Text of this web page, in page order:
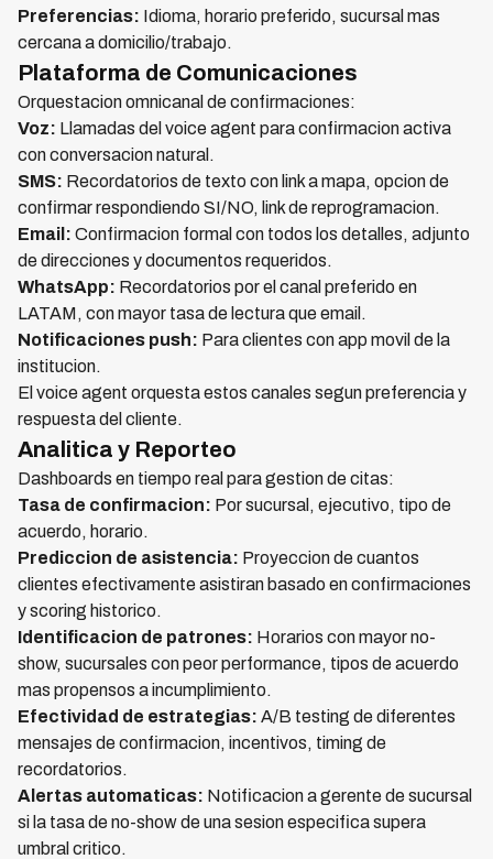
Preferencias: Idioma, horario preferido, sucursal mas
cercana a domicilio/trabajo.
Plataforma de Comunicaciones
Orquestacion omnicanal de confirmaciones:
Voz: Llamadas del voice agent para confirmacion activa
con conversacion natural.
SMS: Recordatorios de texto con link a mapa, opcion de
confirmar respondiendo SI/NO, link de reprogramacion.
Email: Confirmacion formal con todos los detalles, adjunto
de direcciones y documentos requeridos.
WhatsApp: Recordatorios por el canal preferido en
LATAM, con mayor tasa de lectura que email.
Notificaciones push: Para clientes con app movil de la
institucion.
El voice agent orquesta estos canales segun preferencia y
respuesta del cliente.
Analitica y Reporteo
Dashboards en tiempo real para gestion de citas:
Tasa de confirmacion: Por sucursal, ejecutivo, tipo de
acuerdo, horario.
Prediccion de asistencia: Proyeccion de cuantos
clientes efectivamente asistiran basado en confirmaciones
y scoring historico.
Identificacion de patrones: Horarios con mayor no-
show, sucursales con peor performance, tipos de acuerdo
mas propensos a incumplimiento.
Efectividad de estrategias: A/B testing de diferentes
mensajes de confirmacion, incentivos, timing de
recordatorios.
Alertas automaticas: Notificacion a gerente de sucursal
si la tasa de no-show de una sesion especifica supera
umbral critico.